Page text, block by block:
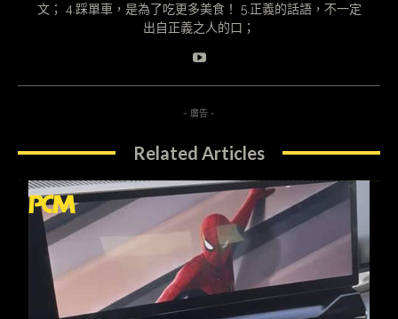
文； 4.踩單車，是為了吃更多美食！ 5.正義的話語，不一定
出自正義之人的口；
- 廣告 -
Related Articles